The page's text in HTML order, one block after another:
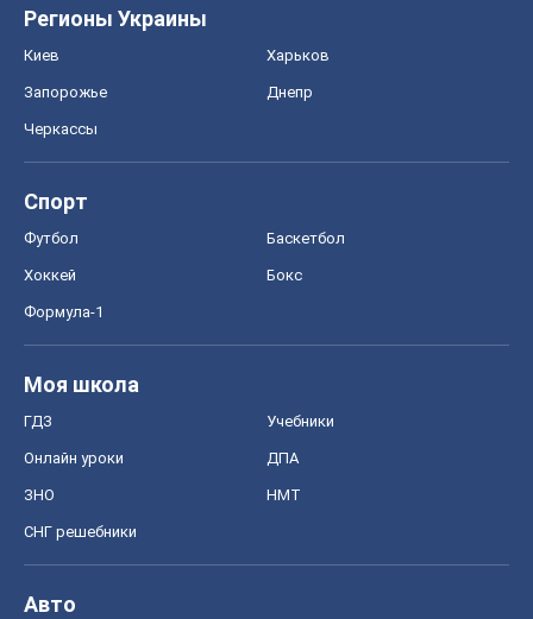
Регионы Украины
Киев Харьков
Запорожье Днепр
Черкассы
Спорт
Футбол Баскетбол
Хоккей Бокс
Формула-1
Моя школа
ГДЗ Учебники
Онлайн уроки ДПА
ЗНО НМТ
СНГ решебники
Авто